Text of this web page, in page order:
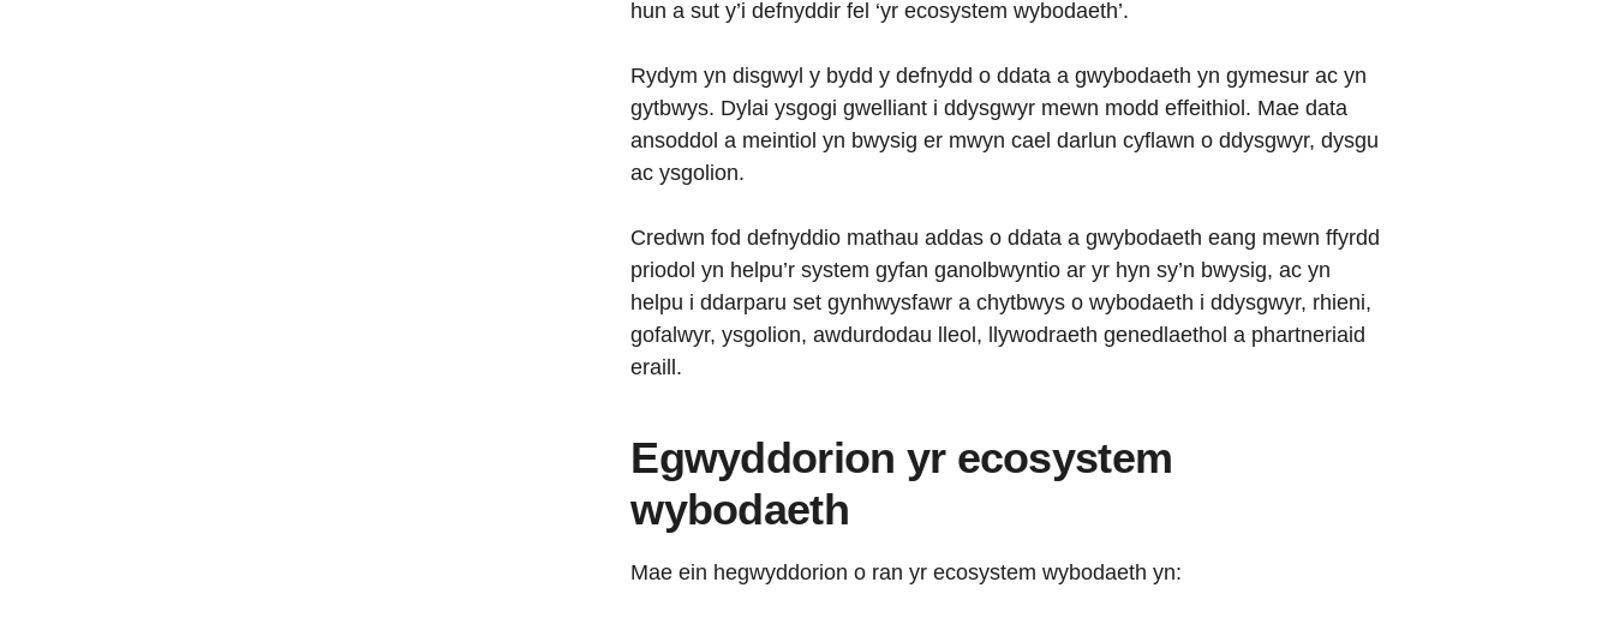
hun a sut y’i defnyddir fel ‘yr ecosystem wybodaeth’.
Rydym yn disgwyl y bydd y defnydd o ddata a gwybodaeth yn gymesur ac yn
gytbwys. Dylai ysgogi gwelliant i ddysgwyr mewn modd effeithiol. Mae data
ansoddol a meintiol yn bwysig er mwyn cael darlun cyflawn o ddysgwyr, dysgu
ac ysgolion.
Credwn fod defnyddio mathau addas o ddata a gwybodaeth eang mewn ffyrdd
priodol yn helpu’r system gyfan ganolbwyntio ar yr hyn sy’n bwysig, ac yn
helpu i ddarparu set gynhwysfawr a chytbwys o wybodaeth i ddysgwyr, rhieni,
gofalwyr, ysgolion, awdurdodau lleol, llywodraeth genedlaethol a phartneriaid
eraill.
Egwyddorion yr ecosystem
wybodaeth
Mae ein hegwyddorion o ran yr ecosystem wybodaeth yn: